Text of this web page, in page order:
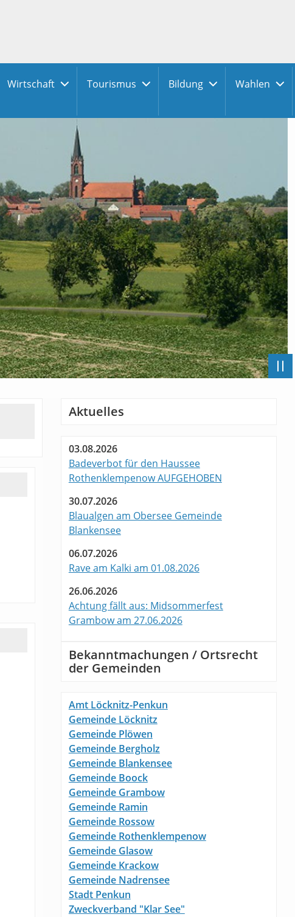
Wirtschaft Tourismus Bildung Wahlen
Aktuelles
03.08.2026
Badeverbot für den Haussee
Rothenklempenow AUFGEHOBEN
30.07.2026
Blaualgen am Obersee Gemeinde
Blankensee
06.07.2026
Rave am Kalki am 01.08.2026
26.06.2026
Achtung fällt aus: Midsommerfest
Grambow am 27.06.2026
Bekanntmachungen / Ortsrecht
der Gemeinden
Amt Löcknitz-Penkun
Gemeinde Löcknitz
Gemeinde Plöwen
Gemeinde Bergholz
Gemeinde Blankensee
Gemeinde Boock
Gemeinde Grambow
Gemeinde Ramin
Gemeinde Rossow
Gemeinde Rothenklempenow
Gemeinde Glasow
Gemeinde Krackow
Gemeinde Nadrensee
Stadt Penkun
Zweckverband "Klar See"